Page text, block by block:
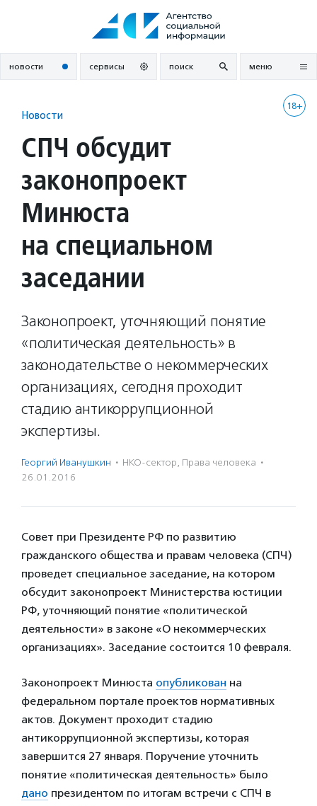
новости сервисы поиск меню
18+
Новости
СПЧ обсудит
законопроект
Минюста
на специальном
заседании
Законопроект, уточняющий понятие
«политическая деятельность» в
законодательстве о некоммерческих
организациях, сегодня проходит
стадию антикоррупционной
экспертизы.
Георгий Иванушкин · НКО-сектор, Права человека ·
26.01.2016
Совет при Президенте РФ по развитию
гражданского общества и правам человека (СПЧ)
проведет специальное заседание, на котором
обсудит законопроект Министерства юстиции
РФ, уточняющий понятие «политической
деятельности» в законе «О некоммерческих
организациях». Заседание состоится 10 февраля.
Законопроект Минюста опубликован на
федеральном портале проектов нормативных
актов. Документ проходит стадию
антикоррупционной экспертизы, которая
завершится 27 января. Поручение уточнить
понятие «политическая деятельность» было
дано президентом по итогам встречи с СПЧ в